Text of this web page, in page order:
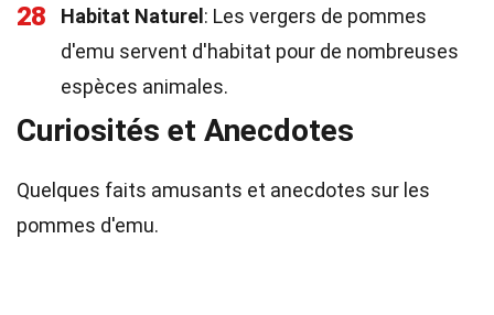
28 Habitat Naturel : Les vergers de pommes
d'emu servent d'habitat pour de nombreuses
espèces animales.
Curiosités et Anecdotes
Quelques faits amusants et anecdotes sur les
pommes d'emu.